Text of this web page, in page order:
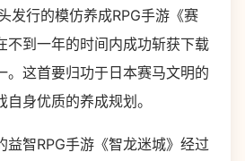
发行的模仿养成RPG手游《赛
不到一年的时间内成功斩获下载
。这首要归功于日本赛马文明的
身优质的养成规划。
益智RPG手游《智龙迷城》经过